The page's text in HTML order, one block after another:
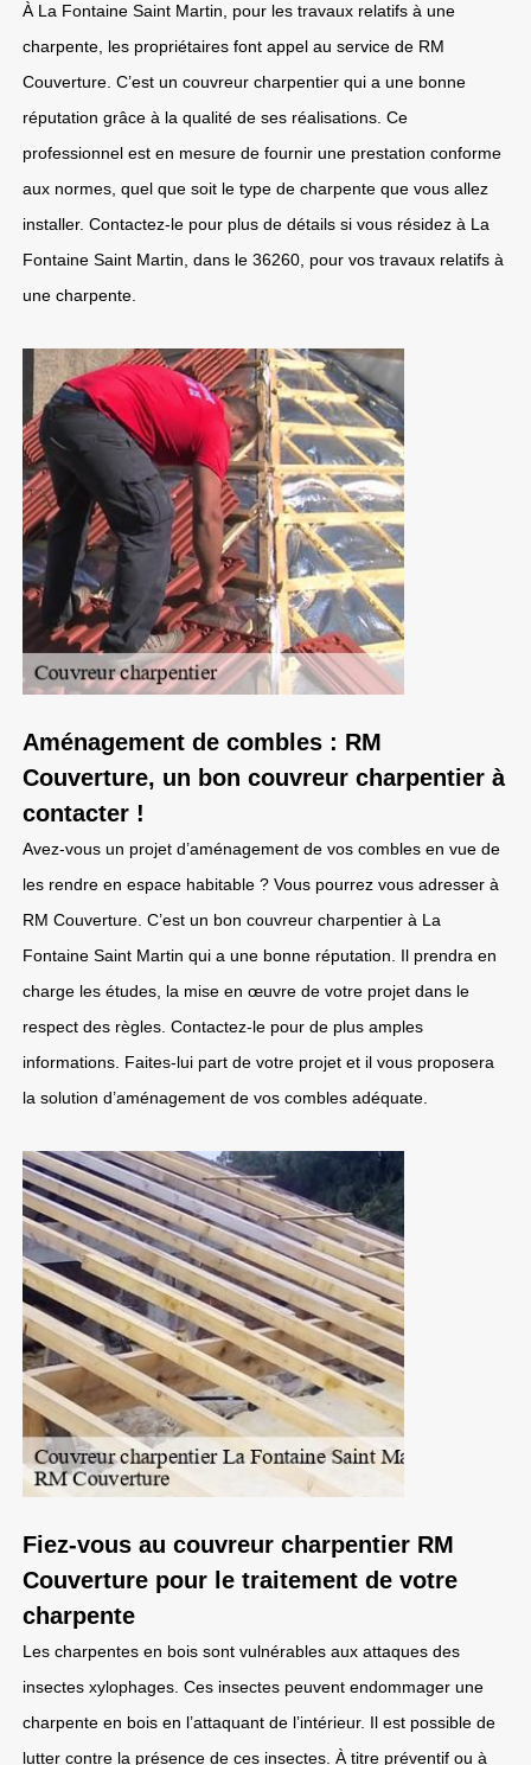
À La Fontaine Saint Martin, pour les travaux relatifs à une
charpente, les propriétaires font appel au service de RM
Couverture. C’est un couvreur charpentier qui a une bonne
réputation grâce à la qualité de ses réalisations. Ce
professionnel est en mesure de fournir une prestation conforme
aux normes, quel que soit le type de charpente que vous allez
installer. Contactez-le pour plus de détails si vous résidez à La
Fontaine Saint Martin, dans le 36260, pour vos travaux relatifs à
une charpente.
Aménagement de combles : RM
Couverture, un bon couvreur charpentier à
contacter !
Avez-vous un projet d’aménagement de vos combles en vue de
les rendre en espace habitable ? Vous pourrez vous adresser à
RM Couverture. C’est un bon couvreur charpentier à La
Fontaine Saint Martin qui a une bonne réputation. Il prendra en
charge les études, la mise en œuvre de votre projet dans le
respect des règles. Contactez-le pour de plus amples
informations. Faites-lui part de votre projet et il vous proposera
la solution d’aménagement de vos combles adéquate.
Fiez-vous au couvreur charpentier RM
Couverture pour le traitement de votre
charpente
Les charpentes en bois sont vulnérables aux attaques des
insectes xylophages. Ces insectes peuvent endommager une
charpente en bois en l’attaquant de l’intérieur. Il est possible de
lutter contre la présence de ces insectes. À titre préventif ou à